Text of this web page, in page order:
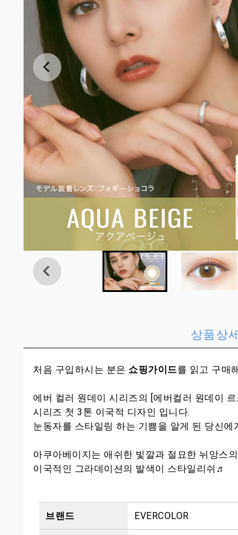
상품상세
처음 구입하시는 분은 쇼핑가이드를 읽고 구매
에버 컬러 원데이 시리즈의 [에버컬러 원데이
시리즈 첫 3톤 이국적 디자인 입니다.
눈동자를 스타일링 하는 기쁨을 알게 된 당신
아쿠아베이지는 애쉬한 빛깔과 절묘한 뉘앙스
이국적인 그라데이션의 발색이 스타일리쉬♬
브랜드 EVERCOLOR